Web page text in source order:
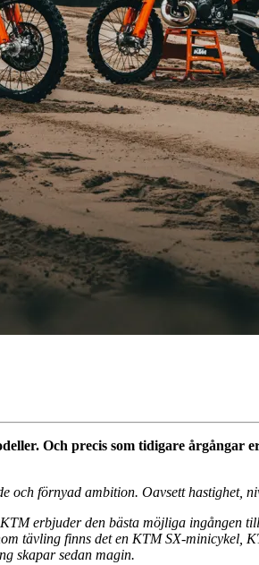
Och precis som tidigare
och förnyad ambition. Oavsett
erbjuder den bästa möjliga
tävling finns det en KTM SX-minicykel,
skapar sedan magin.